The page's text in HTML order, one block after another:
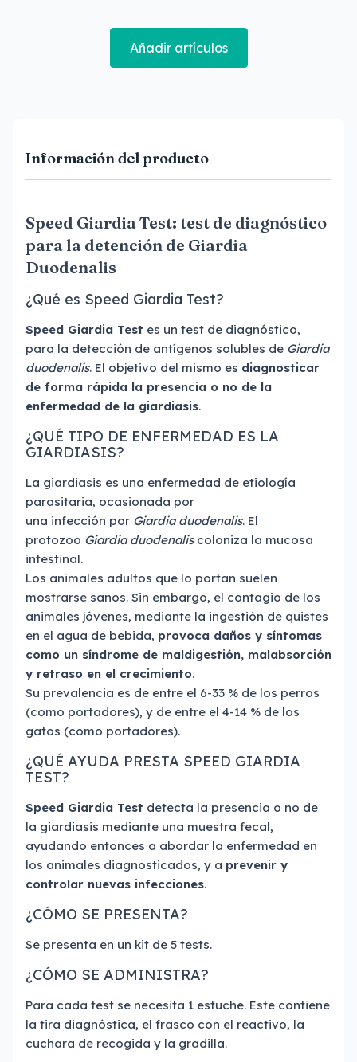
Añadir artículos
Información del producto
Speed Giardia Test: test de diagnóstico
para la detención de Giardia
Duodenalis
¿Qué es Speed Giardia Test?
Speed Giardia Test es un test de diagnóstico,
para la detección de antígenos solubles de Giardia
duodenalis. El objetivo del mismo es diagnosticar
de forma rápida la presencia o no de la
enfermedad de la giardiasis.
¿QUÉ TIPO DE ENFERMEDAD ES LA
GIARDIASIS?
La giardiasis es una enfermedad de etiología
parasitaria, ocasionada por
una infección por Giardia duodenalis. El
protozoo Giardia duodenalis coloniza la mucosa
intestinal.
Los animales adultos que lo portan suelen
mostrarse sanos. Sin embargo, el contagio de los
animales jóvenes, mediante la ingestión de quistes
en el agua de bebida, provoca daños y síntomas
como un síndrome de maldigestión, malabsorción
y retraso en el crecimiento.
Su prevalencia es de entre el 6-33 % de los perros
(como portadores), y de entre el 4-14 % de los
gatos (como portadores).
¿QUÉ AYUDA PRESTA SPEED GIARDIA
TEST?
Speed Giardia Test detecta la presencia o no de
la giardiasis mediante una muestra fecal,
ayudando entonces a abordar la enfermedad en
los animales diagnosticados, y a prevenir y
controlar nuevas infecciones.
¿CÓMO SE PRESENTA?
Se presenta en un kit de 5 tests.
¿CÓMO SE ADMINISTRA?
Para cada test se necesita 1 estuche. Este contiene
la tira diagnóstica, el frasco con el reactivo, la
cuchara de recogida y la gradilla.